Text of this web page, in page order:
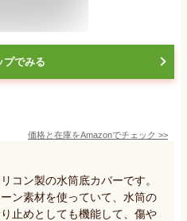
プでみる
価格と在庫をAmazonでチェック >>
コン製の水筒底カバーです。
ン素材を使っていて、水筒の
止めとしても機能して、傷や